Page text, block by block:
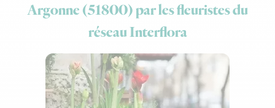
Argonne (51800) par les fleuristes du
réseau Interflora